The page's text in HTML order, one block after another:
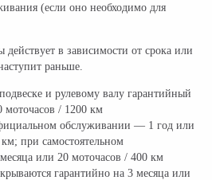
(если оно необходимо для
действует в зависимости от срока или
раньше.
и рулевому валу гарантийный
/ 1200 км
обслуживании — 1 год или
при самостоятельном
или 20 моточасов / 400 км
гарантийно на 3 месяца или